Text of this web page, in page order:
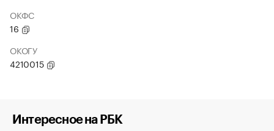
ОКФС
16
ОКОГУ
4210015
Интересное на РБК